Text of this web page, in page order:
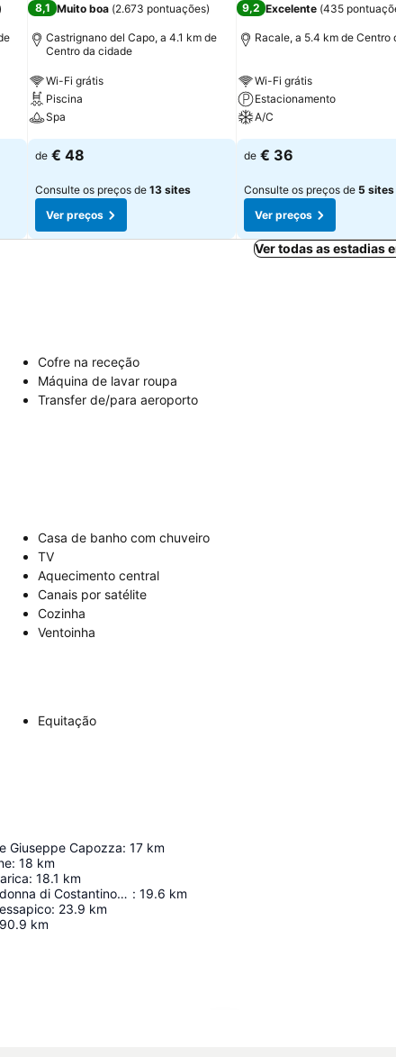
8,1 Muito boa (2.673 pontuações)
Castrignano del Capo, a 4.1 km de
Centro da cidade
Wi-Fi grátis
Piscina
Spa
de € 48
Consulte os preços de 13 sites
Ver preços
9,2 Excelente (435
Racale, a 5.4 km de Centro
Wi-Fi grátis
Estacionamento
A/C
de € 36
Consulte os preços de 5 sites
Ver preços
Ver todas as estadias
Cofre na receção
Máquina de lavar roupa
Transfer de/para aeroporto
Casa de banho com chuveiro
TV
Aquecimento central
Canais por satélite
Cozinha
Ventoinha
Equitação
Giuseppe Capozza: 17 km
: 18 km
: 18.1 km
Chiesa della Madonna di Costantinopoli - (Chiesa dei Diavoli) : 19.6 km
: 23.9 km
90.9 km